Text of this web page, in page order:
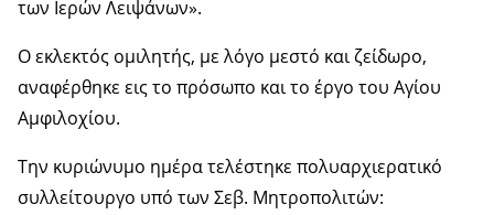
των Ιερών Λειψάνων».
Ο εκλεκτός ομιλητής, με λόγο μεστό και ζείδωρο,
αναφέρθηκε εις το πρόσωπο και το έργο του Αγίου
Αμφιλοχίου.
Την κυριώνυμο ημέρα τελέστηκε πολυαρχιερατικό
συλλείτουργο υπό των Σεβ. Μητροπολιτών: